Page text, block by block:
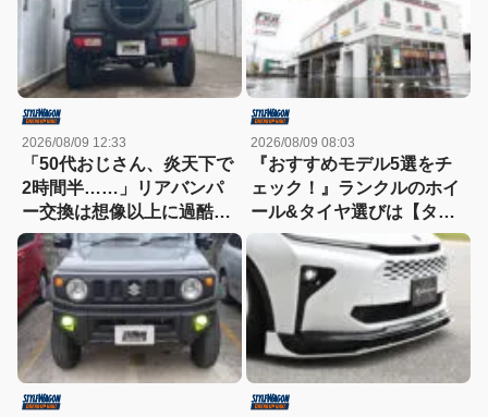
2026/08/09 12:33
「50代おじさん、炎天下で
2時間半……」リアバンパ
ー交換は想像以上に過酷だ
った
2026/08/09 08:03
『おすすめモデル5選をチ
ェック！』ランクルのホイ
ール&タイヤ選びは【タイ
ヤ&ホイール館フジ】にお
まかせ